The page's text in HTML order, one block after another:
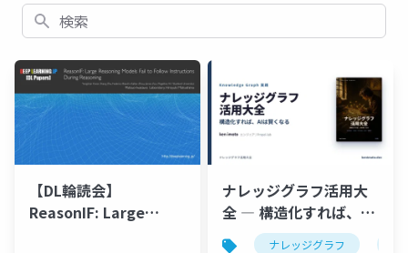
検索
【DL輪読会】
ReasonIF: Large
ナレッジグラフ活用大
全 ― 構造化すれば、AI
は賢くなるナレッジグラフ